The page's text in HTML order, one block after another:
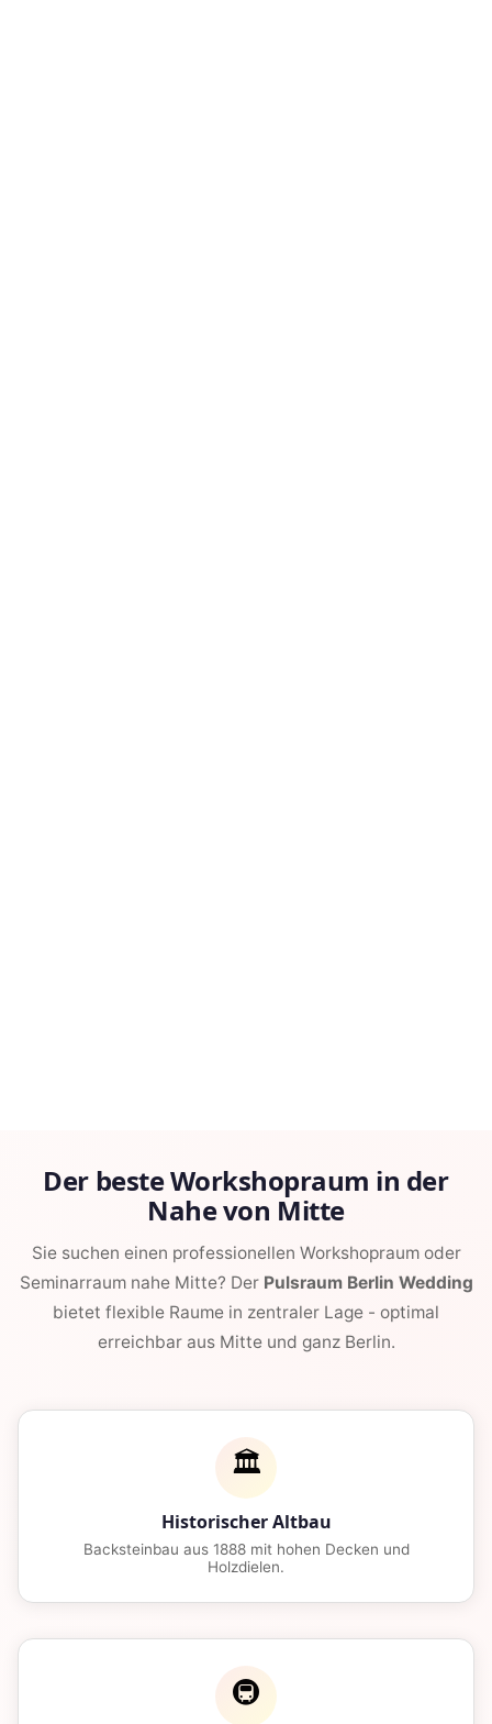
Der beste Workshopraum in der
Nahe von Mitte
Sie suchen einen professionellen Workshopraum oder
Seminarraum nahe Mitte? Der Pulsraum Berlin Wedding
bietet flexible Raume in zentraler Lage - optimal
erreichbar aus Mitte und ganz Berlin.
🏛️
Historischer Altbau
Backsteinbau aus 1888 mit hohen Decken und
Holzdielen.
🚇